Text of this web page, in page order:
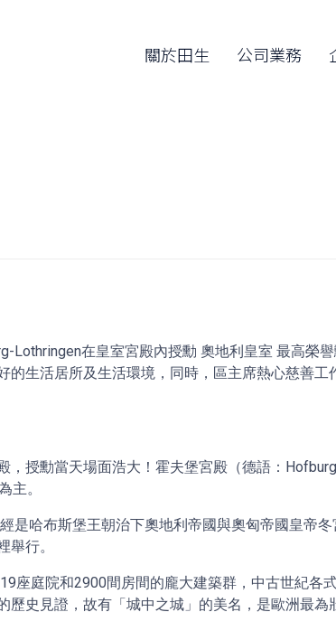
關於田生 公司業務
Lothringen在皇室宮殿內授勳 奧地利皇室 最高榮
生活居所及生活環境，同時，區主席熱心慈善工
授勳當天場面浩大！霍夫堡宮殿（德語：
主。
是哈布斯堡王朝治下奧地利帝國與奧匈帝國皇帝
行。
座庭院和2900間房間的龐大建築群，中古世紀各
史見證，故有「城中之城」的美名，是歐洲最為